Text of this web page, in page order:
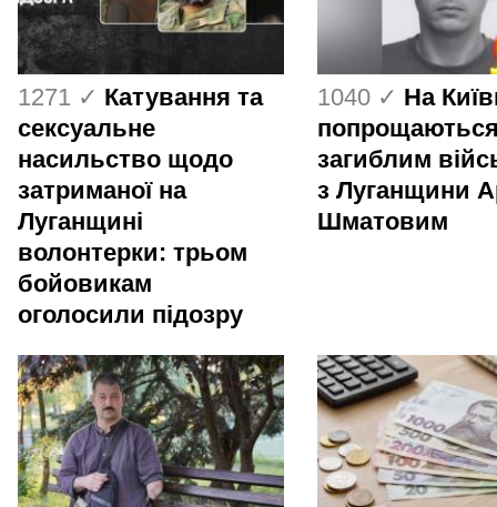
1271 ✓ Катування та
сексуальне
насильство щодо
затриманої на
Луганщині
волонтерки: трьом
бойовикам
оголосили підозру
1040 ✓ На
загиблим
з Луганщини
Шматовим